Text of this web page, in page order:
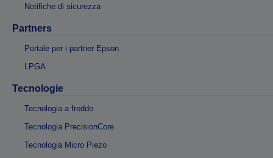
Notifiche di sicurezza
Partners
Portale per i partner Epson
LPGA
Tecnologie
Tecnologia a freddo
Tecnologia PrecisionCore
Tecnologia Micro Piezo